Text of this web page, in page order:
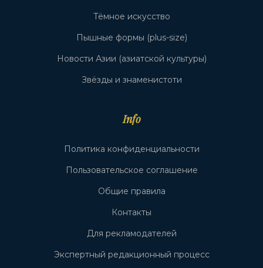
Тёмное искусство
Пышные формы (plus-size)
Новости Азии (азиатской культуры)
Звёзды и знаменистоти
Info
Политика конфиденциальности
Пользовательское соглашение
Общие правила
Контакты
Для рекламодателей
Экспертный редакционный процесс